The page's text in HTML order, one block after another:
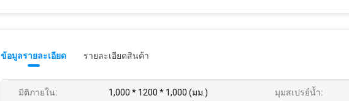
ข้อมูลรายละเอียด รายละเอียดสินค้า
มิติภายใน: 1,000 * 1200 * 1,000 (มม.) มุมสเปรย์น้ำ: